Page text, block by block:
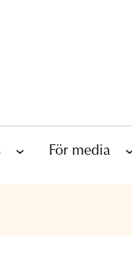
För media